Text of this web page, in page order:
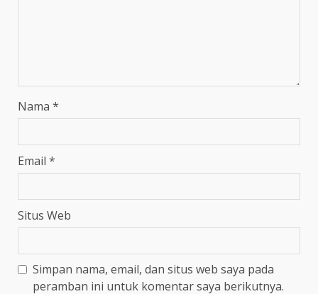
Nama *
Email *
Situs Web
Simpan nama, email, dan situs web saya pada
peramban ini untuk komentar saya berikutnya.